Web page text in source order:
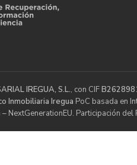
IREGUA, S.L., con CIF
Inmobiliaria Iregua PoC basada en
– NextGenerationEU. Participación